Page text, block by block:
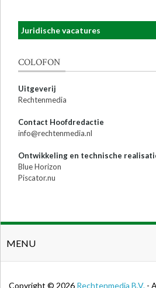
Juridische vacatures
COLOFON
Uitgeverij
Rechtenmedia
Contact Hoofdredactie
info@rechtenmedia.nl
Ontwikkeling en technische
Blue Horizon
Piscator.nu
MENU
Copyright © 2026 Rechtenmedia B.V. -